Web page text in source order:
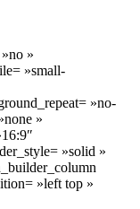
»
»small-
»no-
»
»solid »
»left top »